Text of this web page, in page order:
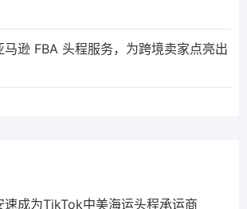
马逊 FBA 头程服务，为跨境卖家点亮出
速成为TikTok中美海运头程承运商